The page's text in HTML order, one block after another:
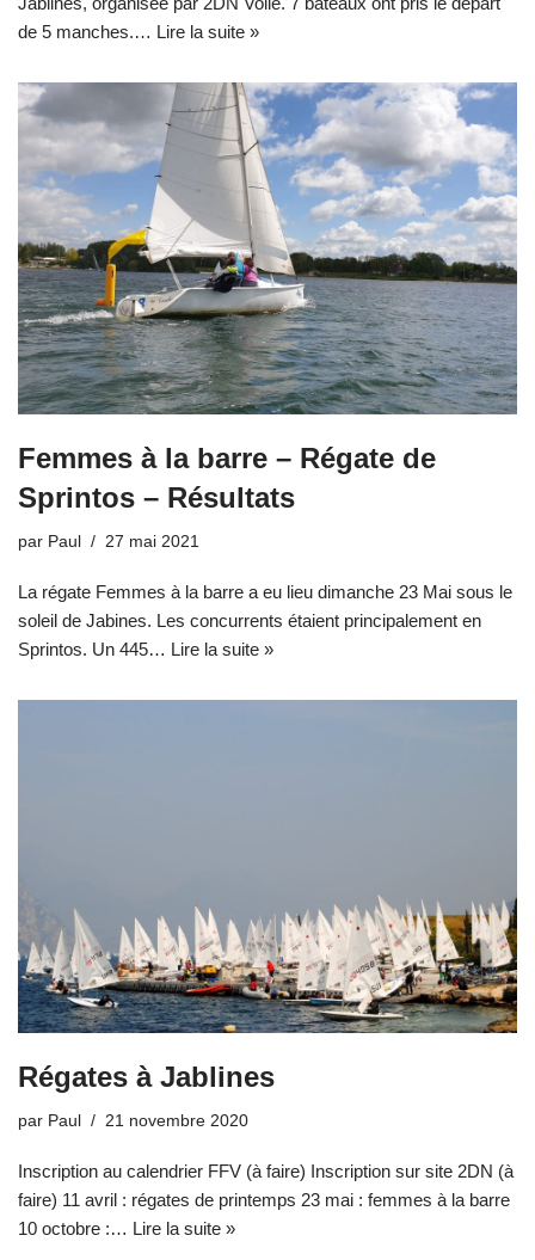
de 5 manches.… Lire la suite »
Femmes à la barre – Régate de
Sprintos – Résultats
par Paul 27 mai 2021
La régate Femmes à la barre a eu lieu dimanche 23 Mai sous le
soleil de Jabines. Les concurrents étaient principalement en
Sprintos. Un 445… Lire la suite »
Régates à Jablines
par Paul 21 novembre 2020
Inscription au calendrier FFV (à faire) Inscription sur site 2DN (à
faire) 11 avril : régates de printemps 23 mai : femmes à la barre
10 octobre :… Lire la suite »